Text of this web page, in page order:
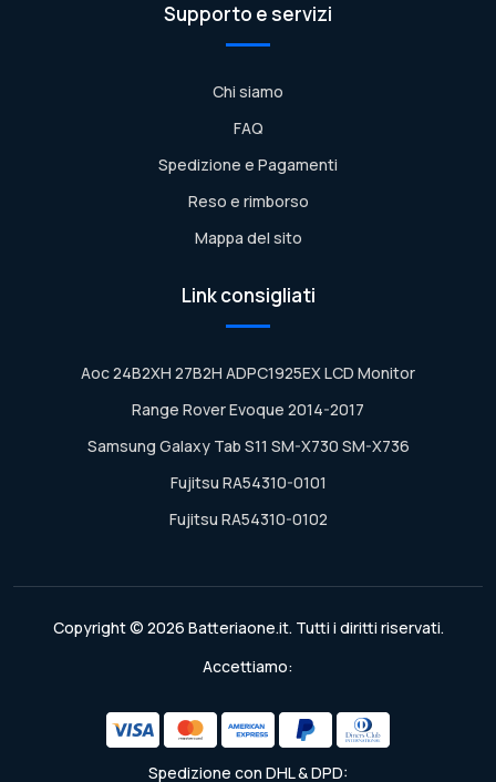
Supporto e servizi
Chi siamo
FAQ
Spedizione e Pagamenti
Reso e rimborso
Mappa del sito
Link consigliati
Aoc 24B2XH 27B2H ADPC1925EX LCD Monitor
Range Rover Evoque 2014-2017
Samsung Galaxy Tab S11 SM-X730 SM-X736
Fujitsu RA54310-0101
Fujitsu RA54310-0102
Copyright © 2026 Batteriaone.it. Tutti i diritti riservati.
Accettiamo:
Spedizione con DHL & DPD: